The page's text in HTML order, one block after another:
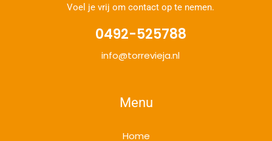
Voel je vrij om contact op te nemen.
0492-525788
info@torrevieja.nl
Menu
Home